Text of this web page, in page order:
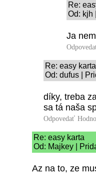
Re:
Od: kjh
Ja
Re: easy karta
Od: dufus |
díky, treba
sa tá naša
Odpovedať
Re: easy karta
Od: Majkey |
Az na to, ze